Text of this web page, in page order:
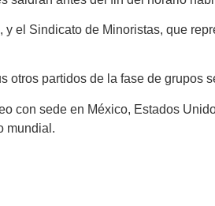
el Sindicato de Minoristas, que
partidos de la fase de grupos
sede en México, Estados
mundial.